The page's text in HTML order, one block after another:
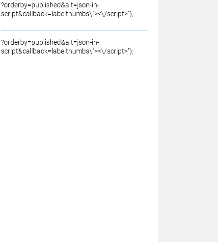
?orderby=published&alt=json-in-
script&callback=labelthumbs\"><\/script>");
?orderby=published&alt=json-in-
script&callback=labelthumbs\"><\/script>");